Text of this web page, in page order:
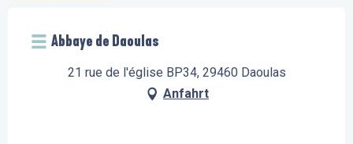
Abbaye de Daoulas
21 rue de l'église BP34, 29460 Daoulas
Anfahrt